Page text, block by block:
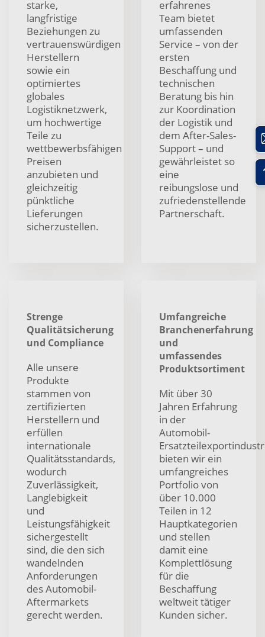
starke,
langfristige
Beziehungen zu
vertrauenswürdigen
Herstellern
sowie ein
optimiertes
globales
Logistiknetzwerk,
um hochwertige
Teile zu
wettbewerbsfähigen
Preisen
anzubieten und
gleichzeitig
pünktliche
Lieferungen
sicherzustellen.
erfahrenes
Team bietet
umfassenden
Service – von der
ersten
Beschaffung und
technischen
Beratung bis hin
zur Koordination
der Logistik und
dem After-Sales-
Support – und
gewährleistet so
eine
reibungslose und
zufriedenstellende
Partnerschaft.
Strenge
Qualitätsicherung
und Compliance
Alle unsere
Produkte
stammen von
zertifizierten
Herstellern und
erfüllen
internationale
Qualitätsstandards,
wodurch
Zuverlässigkeit,
Langlebigkeit
und
Leistungsfähigkeit
sichergestellt
sind, die den sich
wandelnden
Anforderungen
des Automobil-
Aftermarkets
gerecht werden.
Umfangreiche
Branchenerfahrung
und
umfassendes
Produktsortiment
Mit über 30
Jahren Erfahrung
in der
Automobil-
bieten wir ein
umfangreiches
Portfolio von
über 10.000
Teilen in 12
Hauptkategorien
und stellen
damit eine
Komplettlösung
für die
Beschaffung
weltweit tätiger
Kunden sicher.